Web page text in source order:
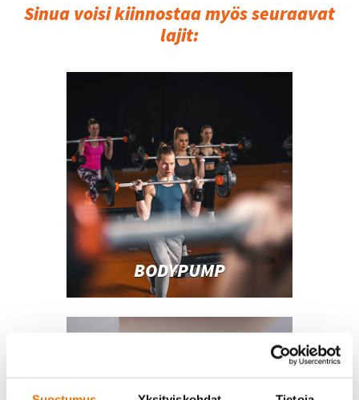
Sinua voisi kiinnostaa myös seuraavat
lajit:
BODYPUMP